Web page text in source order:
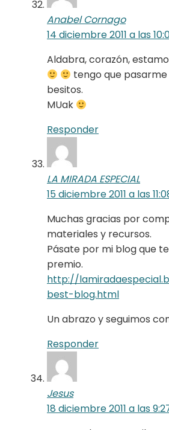
Anabel Cornago
14 diciembre 2011 a las
Aldabra, corazón,
tengo que
besitos.
MUak
Responder
LA MIRADA ESPECIAL
15 diciembre 2011 a las
Muchas gracias por
materiales y recursos.
Pásate por mi blog que
premio.
http://
best-blog.html
Un abrazo y seguimos
Responder
Jesus
18 diciembre 2011 a las